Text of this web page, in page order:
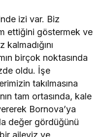
izi var. Biz
ettiğini göstermek ve
kalmadığını
birçok noktasında
oldu. İşe
takılmasına
tam ortasında, kale
Bornova’ya
değer gördüğünü
aileyiz ve